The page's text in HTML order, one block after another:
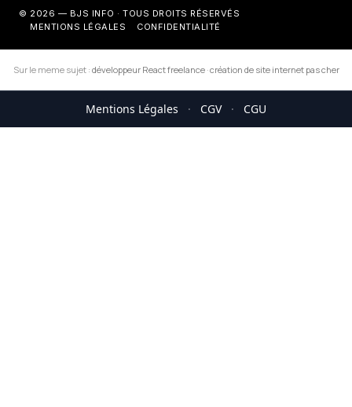
© 2026 — BJS INFO · TOUS DROITS RÉSERVÉS
MENTIONS LÉGALES
CONFIDENTIALITÉ
Sur le meme sujet : développeur React freelance·création de site internet pas cher
Mentions Légales · CGV · CGU